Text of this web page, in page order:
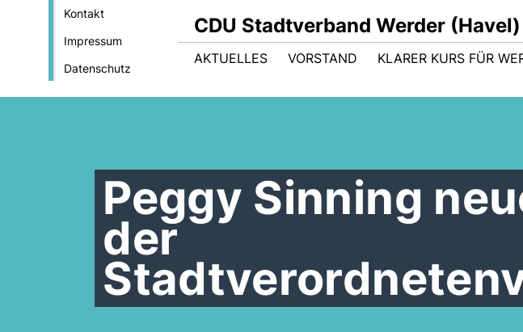
Kontakt
Impressum
Datenschutz
CDU Stadtverband Werder (Havel)
AKTUELLES VORSTAND KLARER KURS FÜR
Peggy Sinning
der